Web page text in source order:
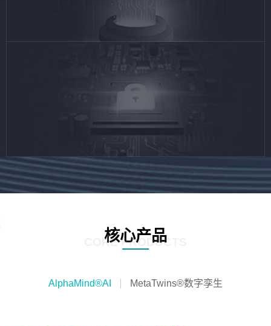
核心产品
CORE PRODUCTS
AlphaMind®AI MetaTwins®数字孪生